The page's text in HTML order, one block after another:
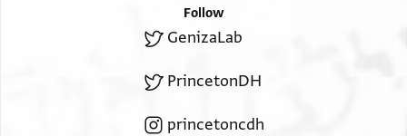
פי אלעשר אלתאני מן שואל סנה כמס ועשרין וארבע מאיה
הדא גומלה מא פי אלמחצר אלערבי לאן הדא נסכתה אלדי
Follow
GenizaLab
PrincetonDH
princetoncdh